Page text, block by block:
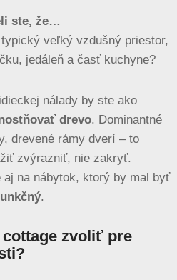
ste, že…
veľký vzdušný priestor,
jedáleň a časť kuchyne?
nálady by ste ako
drevo. Dominantné
drevené rámy dverí – to
zvýrazniť, nie zakryť.
na nábytok, ktorý by mal byť
.
zvoliť pre